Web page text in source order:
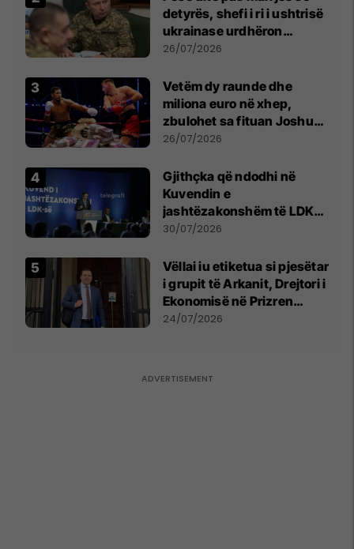
detyrës, shefi i ri i ushtrisë
ukrainase urdhëron
kontroll të madh
26/07/2026
Vetëm dy raunde dhe
miliona euro në xhep,
zbulohet sa fituan Joshua
e Prenga
26/07/2026
Gjithçka që ndodhi në
Kuvendin e
jashtëzakonshëm të LDK-
së
30/07/2026
Vëllai iu etiketua si pjesëtar
i grupit të Arkanit, Drejtori i
Ekonomisë në Prizren
mohon pretendimet
24/07/2026